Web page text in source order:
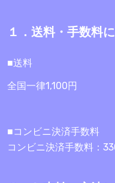
１．送料・手数料
■送料
全国一律1,100円
■コンビニ決済手数料
コンビニ決済手数料：